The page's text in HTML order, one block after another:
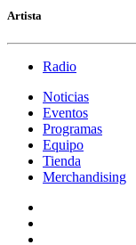
Artista
Radio
Noticias
Eventos
Programas
Equipo
Tienda
Merchandising